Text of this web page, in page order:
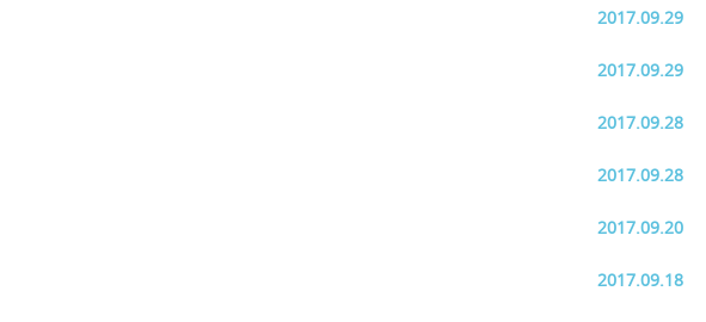
2017.09.29
2017.09.29
2017.09.28
2017.09.28
2017.09.20
2017.09.18